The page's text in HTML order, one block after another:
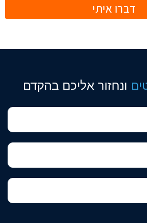
דברו איתי
ונחזור אליכם בהקדם